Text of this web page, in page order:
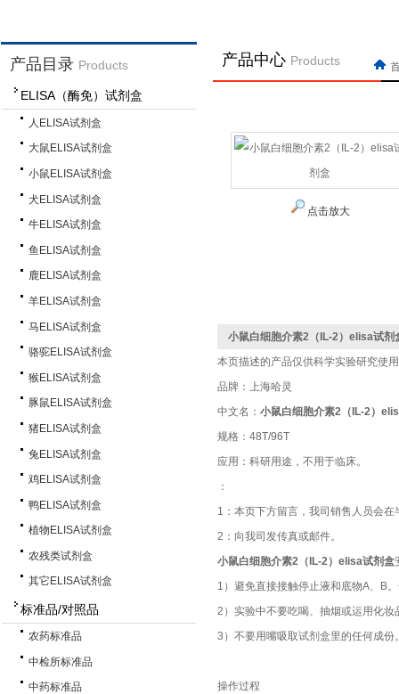
产品目录 Products
ELISA（酶免）试剂盒
人ELISA试剂盒
大鼠ELISA试剂盒
小鼠ELISA试剂盒
犬ELISA试剂盒
牛ELISA试剂盒
鱼ELISA试剂盒
鹿ELISA试剂盒
羊ELISA试剂盒
马ELISA试剂盒
骆驼ELISA试剂盒
猴ELISA试剂盒
豚鼠ELISA试剂盒
猪ELISA试剂盒
兔ELISA试剂盒
鸡ELISA试剂盒
鸭ELISA试剂盒
植物ELISA试剂盒
农残类试剂盒
其它ELISA试剂盒
标准品/对照品
农药标准品
中检所标准品
中药标准品
产品中心 Products
点击放大
小鼠白细胞介素2（IL-2）elisa试剂
本页描述的产品仅供科学实验研究使
品牌：上海哈灵
中文名： 小鼠白细胞介素2（IL-2）
规格：48T/96T
应用：科研用途，不用于临床。
：
1：本页下方留言，我司销售人员会在
2：向我司发传真或邮件。
小鼠白细胞介素2（IL-2）elisa试剂盒
1）避免直接接触停止液和底物A、B
2）实验中不要吃喝、抽烟或运用化妆
3）不要用嘴吸取试剂盒里的任何成份
操作过程